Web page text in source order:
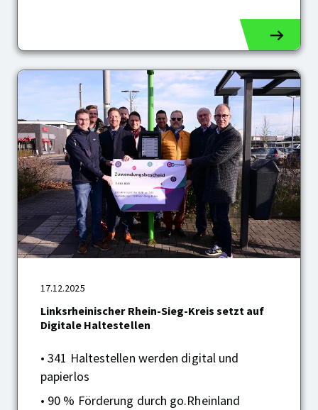
17.12.2025
Linksrheinischer Rhein-Sieg-Kreis setzt auf
Digitale Haltestellen
• 341 Haltestellen werden digital und
papierlos
• 90 % Förderung durch go.Rheinland
Rhein-
Sieg-
setzt
auf
Haltestellen